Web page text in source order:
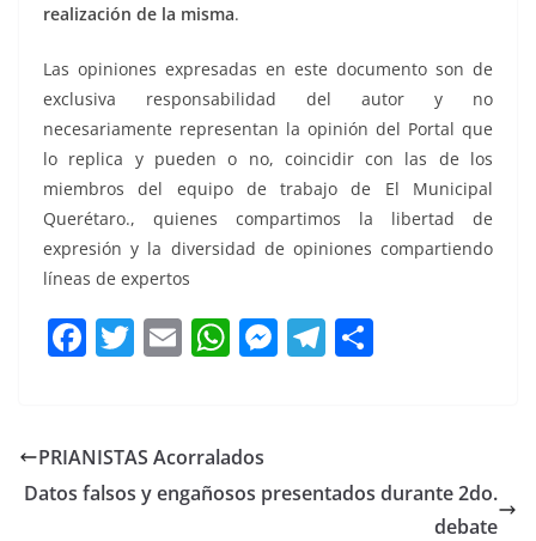
realización de la misma.
Las opiniones expresadas en este documento son de
exclusiva responsabilidad del autor y no
necesariamente representan la opinión del Portal que
lo replica y pueden o no, coincidir con las de los
miembros del equipo de trabajo de El Municipal
Querétaro., quienes compartimos la libertad de
expresión y la diversidad de opiniones compartiendo
líneas de expertos
F
e
b
T
er
E
l
W
s
A
M
n
T
a ar
PRIANISTAS Acorralados
Datos falsos y engañosos presentados durante 2do.
debate